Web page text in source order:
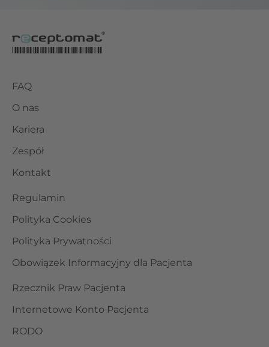
FAQ
O nas
Kariera
Zespół
Kontakt
Regulamin
Polityka Cookies
Polityka Prywatności
Obowiązek Informacyjny dla Pacjenta
Rzecznik Praw Pacjenta
Internetowe Konto Pacjenta
RODO